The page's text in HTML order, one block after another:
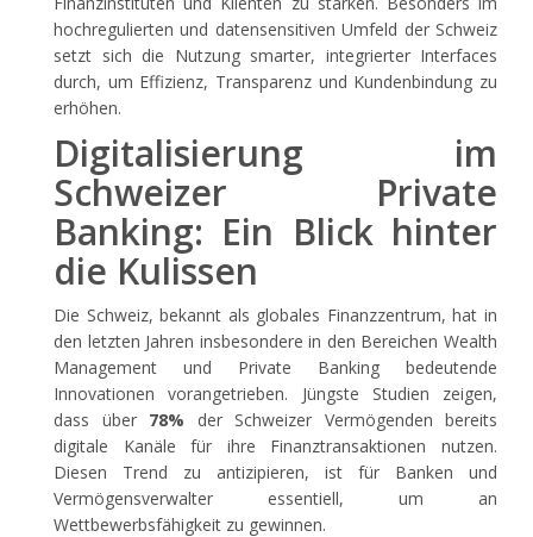
hochregulierten und datensensitiven Umfeld der Schweiz
setzt sich die Nutzung smarter, integrierter Interfaces
durch, um Effizienz, Transparenz und Kundenbindung zu
erhöhen.
Digitalisierung im
Schweizer Private
Banking: Ein Blick hinter
die Kulissen
Die Schweiz, bekannt als globales Finanzzentrum, hat in
den letzten Jahren insbesondere in den Bereichen Wealth
Management und Private Banking bedeutende
Innovationen vorangetrieben. Jüngste Studien zeigen,
dass über 78% der Schweizer Vermögenden bereits
digitale Kanäle für ihre Finanztransaktionen nutzen.
Diesen Trend zu antizipieren, ist für Banken und
Vermögensverwalter essentiell, um an
Wettbewerbsfähigkeit zu gewinnen.